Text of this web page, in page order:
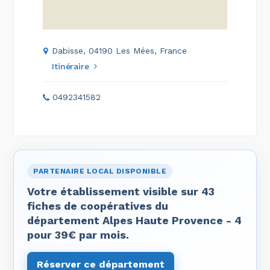
Dabisse, 04190 Les Mées, France
Itinéraire
0492341582
PARTENAIRE LOCAL DISPONIBLE
Votre établissement visible sur 43
fiches de coopératives du
département Alpes Haute Provence - 4
pour 39€ par mois.
Réserver ce département